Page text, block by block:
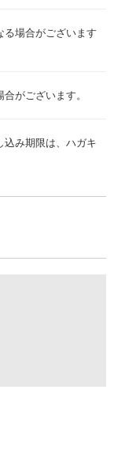
場合がございます
がございます。
み期限は、ハガキ